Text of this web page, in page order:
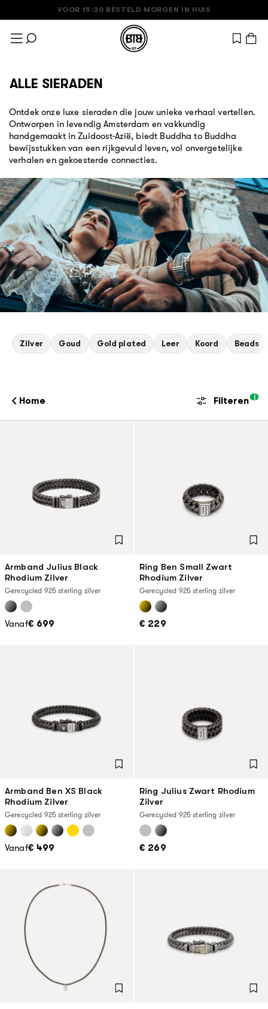
VOOR 15:30 BESTELD MORGEN IN HUIS
• •
View
ALLE SIERADEN
Ontdek onze luxe sieraden die jouw unieke verhaal vertellen.
Ontworpen in levendig Amsterdam en vakkundig
handgemaakt in Zuidoost-Azië, biedt Buddha to Buddha
bewijsstukken van een rijkgevuld leven, vol onvergetelijke
verhalen en gekoesterde connecties.
Zilver Goud Gold plated Leer Koord Beads
Home Filteren 1
Armband Julius Black
Rhodium Zilver
Gerecycled 925 sterling zilver
Vanaf€ 699
Ring Ben Small Zwart
Rhodium Zilver
Gerecycled 925 sterling zilver
€ 229
Armband Ben XS Black
Rhodium Zilver
Gerecycled 925 sterling zilver
Vanaf€ 499
Ring Julius Zwart Rhodium
Zilver
Gerecycled 925 sterling zilver
€ 269